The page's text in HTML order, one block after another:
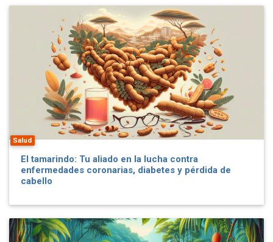
Salud
El tamarindo: Tu aliado en la lucha contra
enfermedades coronarias, diabetes y pérdida de
cabello